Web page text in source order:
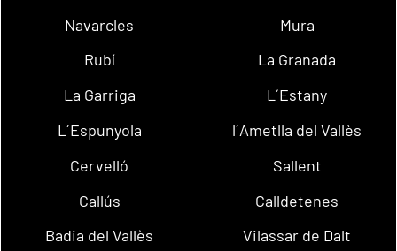
Navarcles
Mura
Rubí
La Granada
La Garriga
L´Estany
L´Espunyola
l´Ametlla del Vallès
Cervelló
Sallent
Callús
Calldetenes
Badia del Vallès
Vilassar de Dalt